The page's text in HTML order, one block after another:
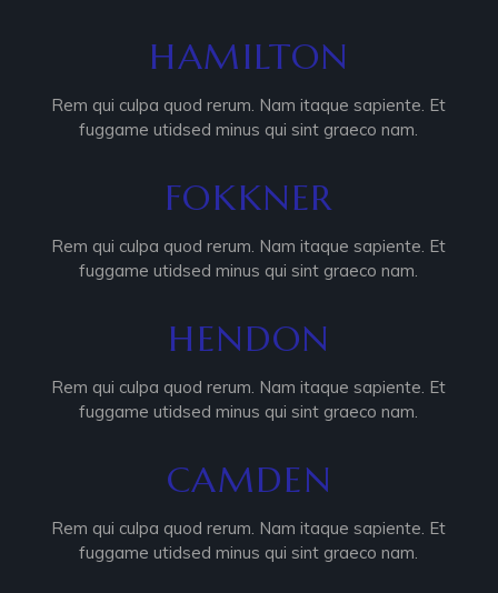
HAMILTON
Rem qui culpa quod rerum. Nam itaque sapiente. Et
fuggame utidsed minus qui sint graeco nam.
FOKKNER
Rem qui culpa quod rerum. Nam itaque sapiente. Et
fuggame utidsed minus qui sint graeco nam.
HENDON
Rem qui culpa quod rerum. Nam itaque sapiente. Et
fuggame utidsed minus qui sint graeco nam.
CAMDEN
Rem qui culpa quod rerum. Nam itaque sapiente. Et
fuggame utidsed minus qui sint graeco nam.